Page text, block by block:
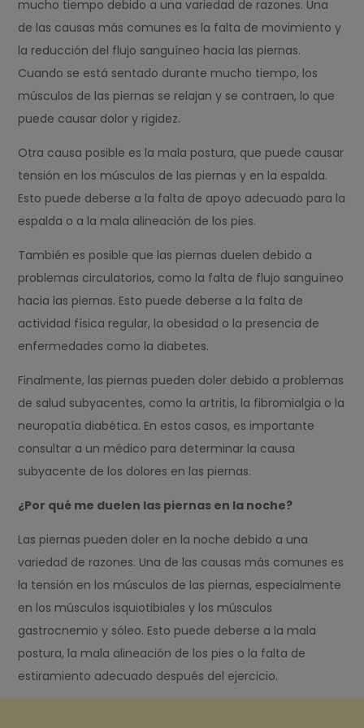
mucho tiempo debido a una variedad de razones. Una
de las causas más comunes es la falta de movimiento y
la reducción del flujo sanguíneo hacia las piernas.
Cuando se está sentado durante mucho tiempo, los
músculos de las piernas se relajan y se contraen, lo que
puede causar dolor y rigidez.
Otra causa posible es la mala postura, que puede causar
tensión en los músculos de las piernas y en la espalda.
Esto puede deberse a la falta de apoyo adecuado para la
espalda o a la mala alineación de los pies.
También es posible que las piernas duelen debido a
problemas circulatorios, como la falta de flujo sanguíneo
hacia las piernas. Esto puede deberse a la falta de
actividad física regular, la obesidad o la presencia de
enfermedades como la diabetes.
Finalmente, las piernas pueden doler debido a problemas
de salud subyacentes, como la artritis, la fibromialgia o la
neuropatía diabética. En estos casos, es importante
consultar a un médico para determinar la causa
subyacente de los dolores en las piernas.
¿Por qué me duelen las piernas en la noche?
Las piernas pueden doler en la noche debido a una
variedad de razones. Una de las causas más comunes es
la tensión en los músculos de las piernas, especialmente
en los músculos isquiotibiales y los músculos
gastrocnemio y sóleo. Esto puede deberse a la mala
postura, la mala alineación de los pies o la falta de
estiramiento adecuado después del ejercicio.